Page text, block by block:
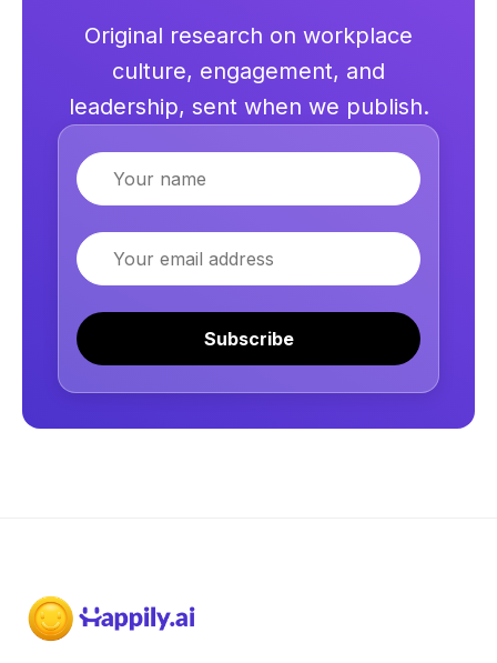
Original research on workplace
culture, engagement, and
leadership, sent when we publish.
Name
Email
Subscribe